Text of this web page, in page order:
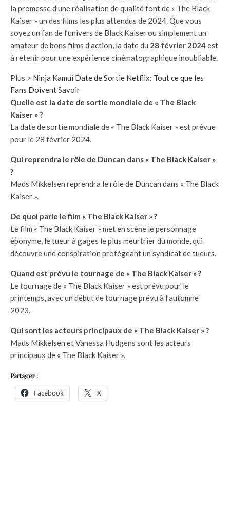
la promesse d’une réalisation de qualité font de « The Black
Kaiser » un des films les plus attendus de 2024. Que vous
soyez un fan de l’univers de Black Kaiser ou simplement un
amateur de bons films d’action, la date du 28 février 2024 est
à retenir pour une expérience cinématographique inoubliable.
Plus > Ninja Kamui Date de Sortie Netflix: Tout ce que les
Fans Doivent Savoir
Quelle est la date de sortie mondiale de « The Black
Kaiser » ?
La date de sortie mondiale de « The Black Kaiser » est prévue
pour le 28 février 2024.
Qui reprendra le rôle de Duncan dans « The Black Kaiser »
?
Mads Mikkelsen reprendra le rôle de Duncan dans « The Black
Kaiser ».
De quoi parle le film « The Black Kaiser » ?
Le film « The Black Kaiser » met en scène le personnage
éponyme, le tueur à gages le plus meurtrier du monde, qui
découvre une conspiration protégeant un syndicat de tueurs.
Quand est prévu le tournage de « The Black Kaiser » ?
Le tournage de « The Black Kaiser » est prévu pour le
printemps, avec un début de tournage prévu à l’automne
2023.
Qui sont les acteurs principaux de « The Black Kaiser » ?
Mads Mikkelsen et Vanessa Hudgens sont les acteurs
principaux de « The Black Kaiser ».
Partager :
Facebook X